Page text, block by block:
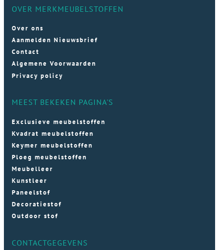
OVER MERKMEUBELSTOFFEN
Over ons
Aanmelden Nieuwsbrief
Contact
Algemene Voorwaarden
Privacy policy
MEEST BEKEKEN PAGINA'S
Exclusieve meubelstoffen
Kvadrat meubelstoffen
Keymer meubelstoffen
Ploeg meubelstoffen
Meubelleer
Kunstleer
Paneelstof
Decoratiestof
Outdoor stof
CONTACTGEGEVENS